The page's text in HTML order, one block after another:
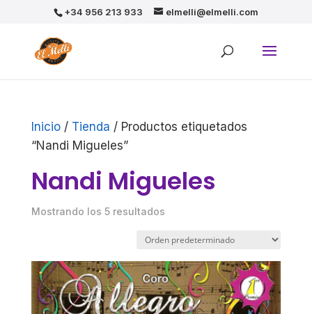
+34 956 213 933 elmelli@elmelli.com
Inicio/ Tienda / Productos etiquetados
“Nandi Migueles”
Nandi Migueles
Mostrando los 5 resultados